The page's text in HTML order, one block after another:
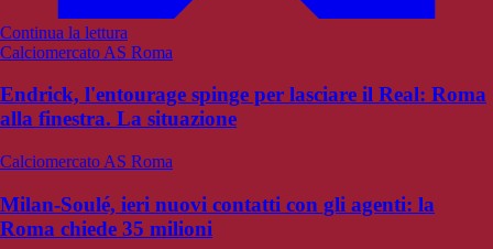
Continua la lettura
Calciomercato AS Roma
Endrick, l'entourage spinge per lasciare il Real: Roma
alla finestra. La situazione
Calciomercato AS Roma
Milan-Soulé, ieri nuovi contatti con gli agenti: la
Roma chiede 35 milioni